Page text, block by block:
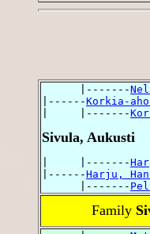
      |-------
|------Korkia-
|     |-------
Sivula, Aukusti
|     |-------
|------Harju,
      |-------
Family